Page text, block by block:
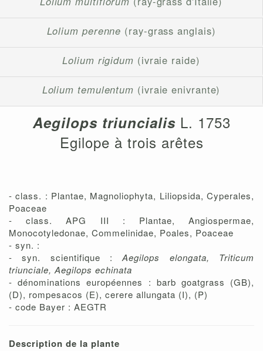
Lolium perenne (ray-grass anglais)
Lolium rigidum (ivraie raide)
Lolium temulentum (ivraie enivrante)
Aegilops triuncialisL. 1753
Egilope à trois arêtes
- class. : Plantae, Magnoliophyta, Liliopsida, Cyperales,
Poaceae
- class. APG III : Plantae, Angiospermae,
Monocotyledonae, Commelinidae, Poales, Poaceae
- syn. :
- syn. scientifique :Aegilops elongata, Triticum
triunciale, Aegilops echinata
- dénominations européennes : barb goatgrass (GB),
(D), rompesacos (E), cerere allungata (I), (P)
- code Bayer : AEGTR
Description de la plante